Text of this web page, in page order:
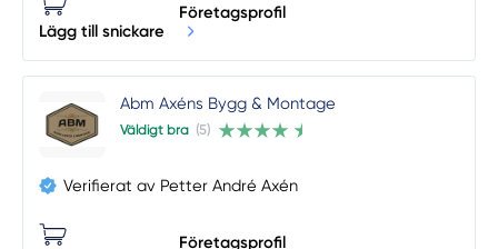
Lägg till snickare
Företagsprofil
Abm Axéns Bygg & Montage
Väldigt bra (5)
Verifierat av Petter André Axén
Företagsprofil